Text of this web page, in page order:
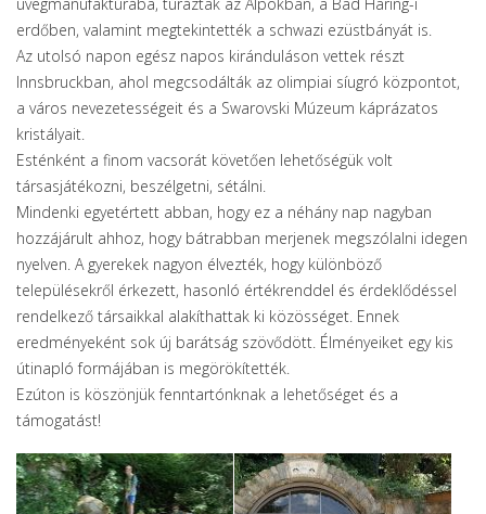
erdőben, valamint megtekintették a schwazi ezüstbányát is.
Az utolsó napon egész napos kiránduláson vettek részt
Innsbruckban, ahol megcsodálták az olimpiai síugró központot,
a város nevezetességeit és a Swarovski Múzeum káprázatos
kristályait.
Esténként a finom vacsorát követően lehetőségük volt
társasjátékozni, beszélgetni, sétálni.
Mindenki egyetértett abban, hogy ez a néhány nap nagyban
hozzájárult ahhoz, hogy bátrabban merjenek megszólalni idegen
nyelven. A gyerekek nagyon élvezték, hogy különböző
településekről érkezett, hasonló értékrenddel és érdeklődéssel
rendelkező társaikkal alakíthattak ki közösséget. Ennek
eredményeként sok új barátság szövődött. Élményeiket egy kis
útinapló formájában is megörökítették.
Ezúton is köszönjük fenntartónknak a lehetőséget és a
támogatást!